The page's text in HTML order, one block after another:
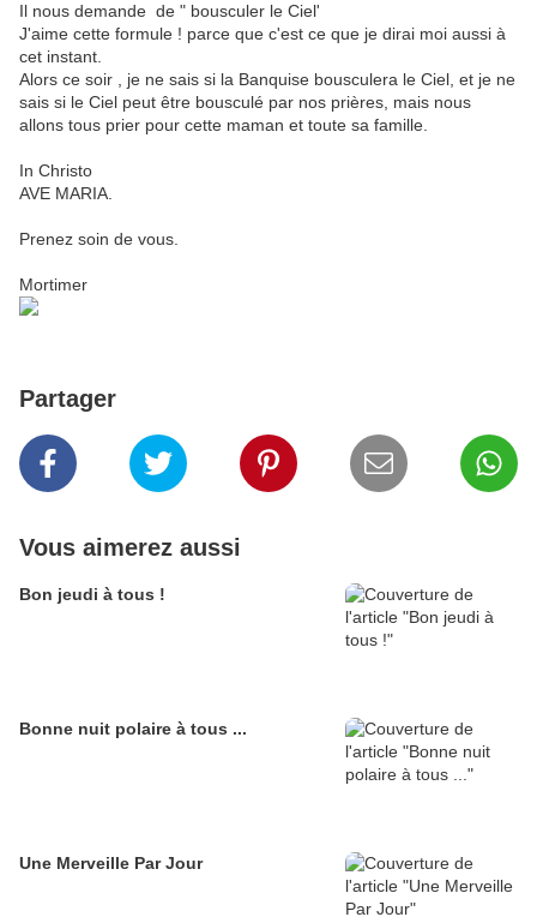
Il nous demande de " bousculer le Ciel'
J'aime cette formule ! parce que c'est ce que je dirai moi aussi à
cet instant.
Alors ce soir , je ne sais si la Banquise bousculera le Ciel, et je ne
sais si le Ciel peut être bousculé par nos prières, mais nous
allons tous prier pour cette maman et toute sa famille.
In Christo
AVE MARIA.
Prenez soin de vous.
Mortimer
Partager
Vous aimerez aussi
Bon jeudi à tous !
Bonne nuit polaire à tous ...
Une Merveille Par Jour